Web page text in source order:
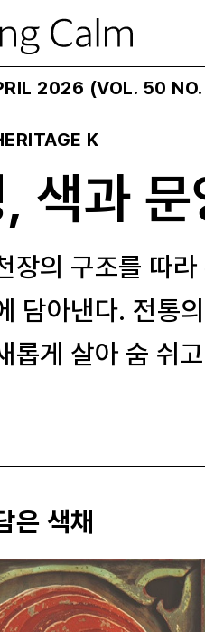
2026 (VOL. 50
K
색과 문
장의 구조를 따
담아낸다. 전통
롭게 살아 숨 쉬
은 색채